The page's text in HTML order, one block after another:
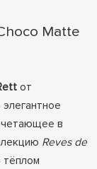
Matte
от
в
Reves de
тёплом